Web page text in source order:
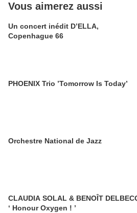
Vous aimerez aussi
Un concert inédit D’ELLA,
Copenhague 66
PHOENIX Trio ’Tomorrow Is Today’
Orchestre National de Jazz
CLAUDIA SOLAL & BENOÎT
‘ Honour Oxygen ! ’